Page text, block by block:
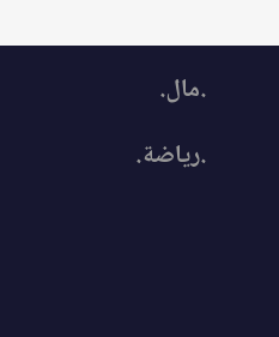
.مال.
.رياضة.